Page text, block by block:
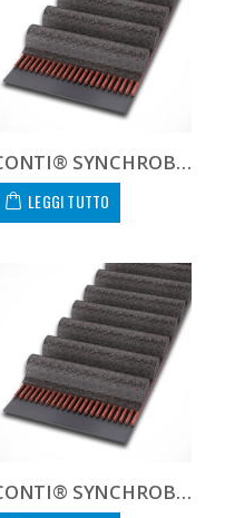
CONTI® SYNCHROBELT 300H300
LEGGI TUTTO
CONTI® SYNCHROBELT 335H300